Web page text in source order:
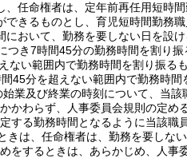
、任命権者は、定年前再任用短時
きるものとし、育児短時間勤務
おいて、勤務を要しない日を設け
き7時間45分の勤務時間を割り振
い範囲内で勤務時間を割り振る
45分を超えない範囲内で勤務時間
始業及び終業の時刻について、当
かわらず、人事委員会規則の定め
する勤務時間となるように当該職
きは、任命権者は、勤務を要しな
をするときは、あらかじめ、人事